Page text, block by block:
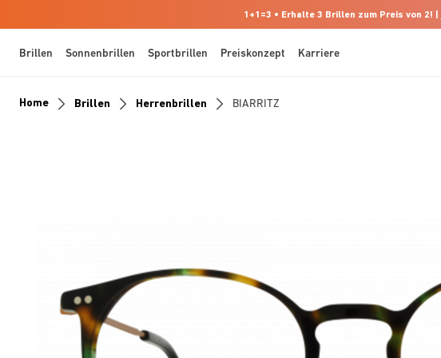
1+1=3 • Erhalte 3 Brillen zum Preis von 2! |
Brillen Sonnenbrillen Sportbrillen Preiskonzept Karriere
Home Brillen Herrenbrillen BIARRITZ